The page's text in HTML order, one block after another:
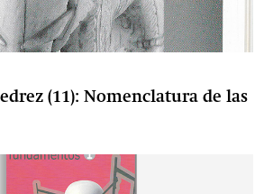
(11): Nomenclatura de las